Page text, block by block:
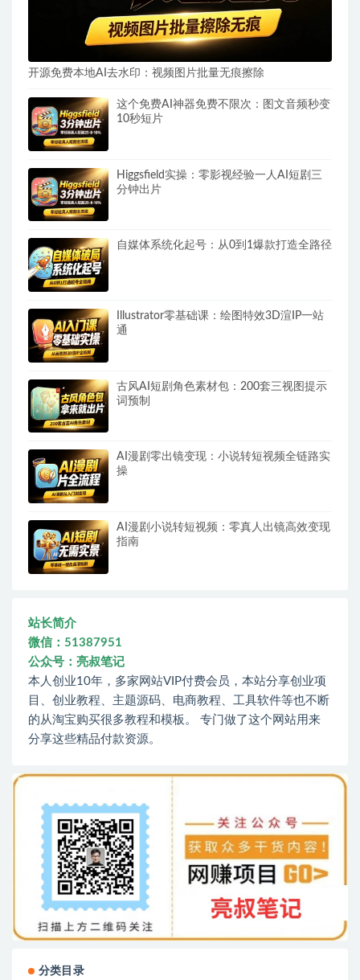
开源免费本地AI去水印：视频图片批量无痕擦除
这个免费AI神器免费不限次：图文音频秒变
10秒短片
Higgsfield实操：零影视经验一人AI短剧三
分钟出片
自媒体系统化起号：从0到1爆款打造全路径
Illustrator零基础课：绘图特效3D渲IP一站
通
古风AI短剧角色素材包：200套三视图提示
词预制
AI漫剧零出镜变现：小说转短视频全链路实
操
AI漫剧小说转短视频：零真人出镜高效变现
指南
站长简介
微信：51387951
公众号：亮叔笔记
本人创业10年，多家网站VIP付费会员，本站分享创业项
目、创业教程、主题源码、电商教程、工具软件等也不断
的从淘宝购买很多教程和模板。 专门做了这个网站用来
分享这些精品付款资源。
分类目录